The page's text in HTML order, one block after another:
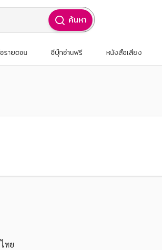
ค้นหา
รายตอน อีบุ๊กอ่านฟรี หนังสือเสียง
ทย